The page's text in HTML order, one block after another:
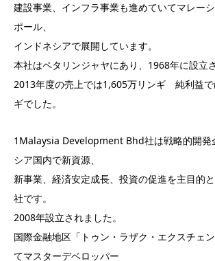
建設事業、インフラ事業も進めていてマレー
ポール、
インドネシアで展開しています。
本社はペタリンジャヤにあり、1968年に設立
2013年度の売上では1,605万リンギ 純利益
ギでした。
1Malaysia Development Bhd社は戦略的開発
シア国内で新資源、
新事業、経済安定成長、投資の促進を主目的
社です。
2008年設立されました。
国際金融地区「トゥン・ラザク・エクスチェ
てマスターデベロッパー